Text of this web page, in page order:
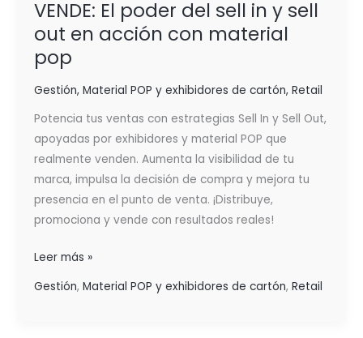
VENDE: El poder del sell in y sell
out en acción con material
pop
Gestión, Material POP y exhibidores de cartón, Retail
Potencia tus ventas con estrategias Sell In y Sell Out,
apoyadas por exhibidores y material POP que
realmente venden. Aumenta la visibilidad de tu
marca, impulsa la decisión de compra y mejora tu
presencia en el punto de venta. ¡Distribuye,
promociona y vende con resultados reales!
Leer más »
Gestión, Material POP y exhibidores de cartón, Retail